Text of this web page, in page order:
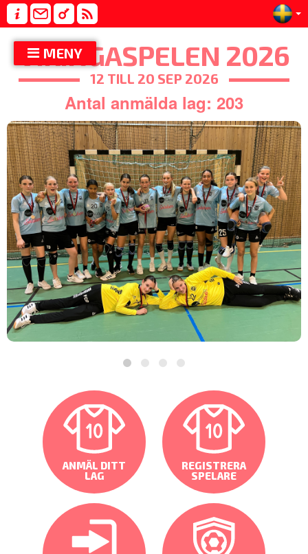
VIKINGASPELEN 2026
12 TILL 20 SEP 2026
Antal anmälda lag: 203
ANMÄL DITT
LAG
REGISTRERA
SPELARE
MENY